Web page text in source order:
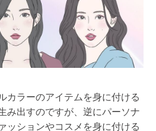
カラーのアイテムを身に付ける
み出すのですが、逆にパーソナ
ッションやコスメを身に付ける